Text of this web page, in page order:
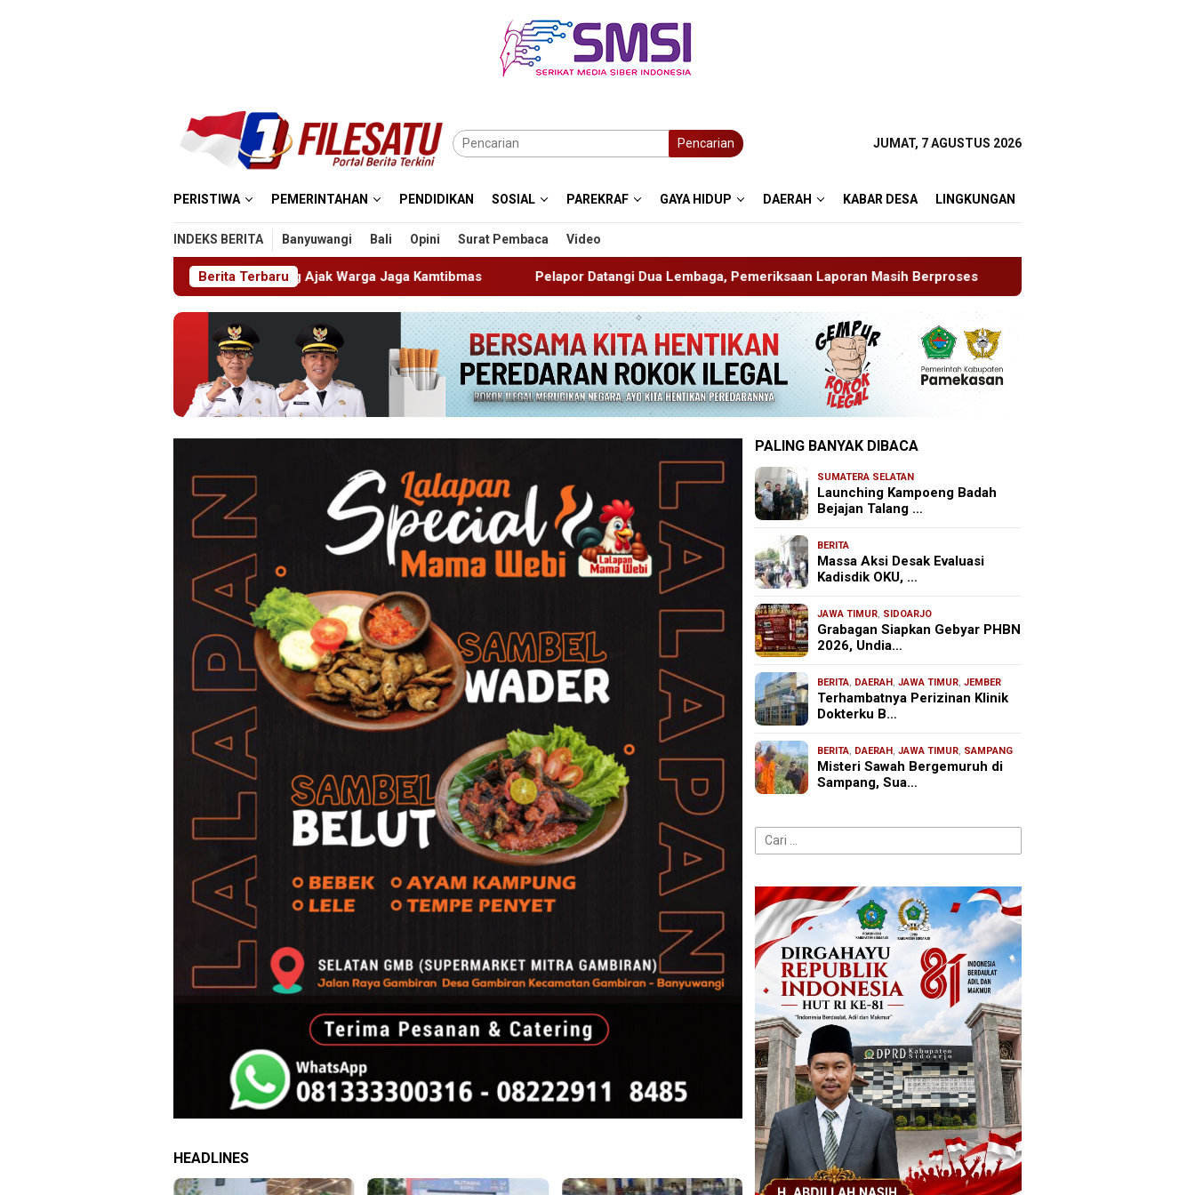
Pencarian JUMAT, 7 AGUSTUS 2026
PERISTIWA PEMERINTAHAN PENDIDIKAN SOSIAL PAREKRAF GAYA HIDUP DAERAH KABAR DESA LINGKUNGAN
INDEKS BERITA Banyuwangi Bali Opini Surat Pembaca Video
Berita Terbaru
Kapolres Lumajang Ajak Warga Jaga Kamtibmas Pelapor Datangi Dua Lembaga, Pemeriksaan Laporan Masih Berproses Blitaria Expo 2026 Memperingati HUT RI Ke 81 Dan
HEADLINES
PALING BANYAK DIBACA
SUMATERA SELATAN
Launching Kampoeng Badah
Bejajan Talang …
BERITA
Massa Aksi Desak Evaluasi
Kadisdik OKU, …
JAWA TIMUR, SIDOARJO
Grabagan Siapkan Gebyar PHBN
2026, Undia…
BERITA, DAERAH ,JAWA TIMUR,JEMBER
Terhambatnya Perizinan Klinik
Dokterku B…
BERITA, DAERAH ,JAWA TIMUR, SAMPANG
Misteri Sawah Bergemuruh di
Sampang, Sua…
Cari
untuk: